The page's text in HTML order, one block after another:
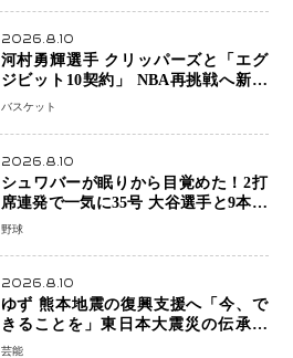
2026.8.10
河村勇輝選手 クリッパーズと「エグ
ジビット10契約」 NBA再挑戦へ新た
な一歩、八村塁選手との共闘にも期待
バスケット
2026.8.10
シュワバーが眠りから目覚めた！2打
席連発で一気に35号 大谷選手と9本差
に 本塁打王争いで単独トップ浮上
野球
2026.8.10
ゆず 熊本地震の復興支援へ「今、で
きることを」東日本大震災の伝承歌
「幾重」ライブ音源を配信、収益を全
芸能